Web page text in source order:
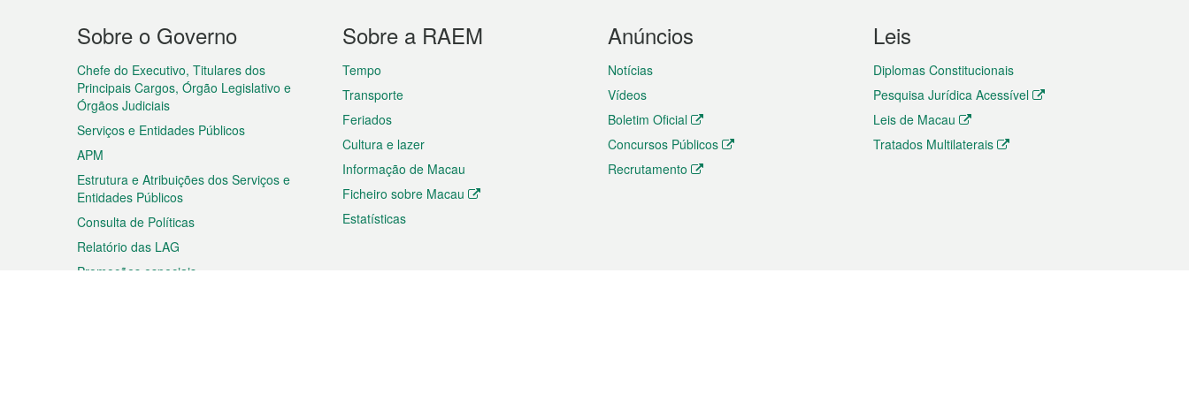
Menu
do
rodapé
Sobre o Governo
Chefe do Executivo, Titulares dos
Principais Cargos, Órgão Legislativo e
Órgãos Judiciais
Serviços e Entidades Públicos
APM
Estrutura e Atribuições dos Serviços e
Entidades Públicos
Consulta de Políticas
Relatório das LAG
Promoções especiais
Sobre a RAEM
Tempo
Transporte
Feriados
Cultura e lazer
Informação de Macau
Ficheiro sobre Macau
Estatísticas
Anúncios
Notícias
Vídeos
Boletim Oficial
Concursos Públicos
Recrutamento
Leis
Diplomas Constitucionais
Pesquisa Jurídica Acessível
Leis de Macau
Tratados Multilaterais